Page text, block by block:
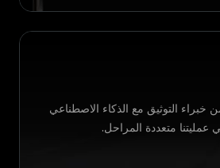
خبراء التوثيق مع الذكاء الاصطناعي
متعددة المراحل.